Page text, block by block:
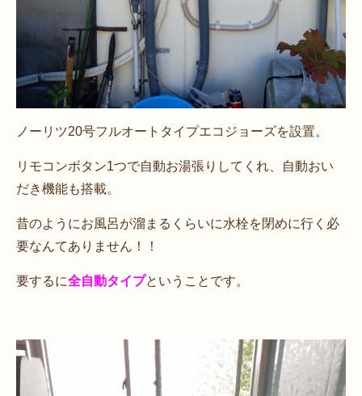
ノーリツ20号フルオートタイプエコジョーズを設置。
リモコンボタン1つで自動お湯張りしてくれ、自動おい
だき機能も搭載。
昔のようにお風呂が溜まるくらいに水栓を閉めに行く必
要なんてありません！！
要するに全自動タイプということです。